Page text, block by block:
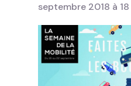
septembre 2018 à